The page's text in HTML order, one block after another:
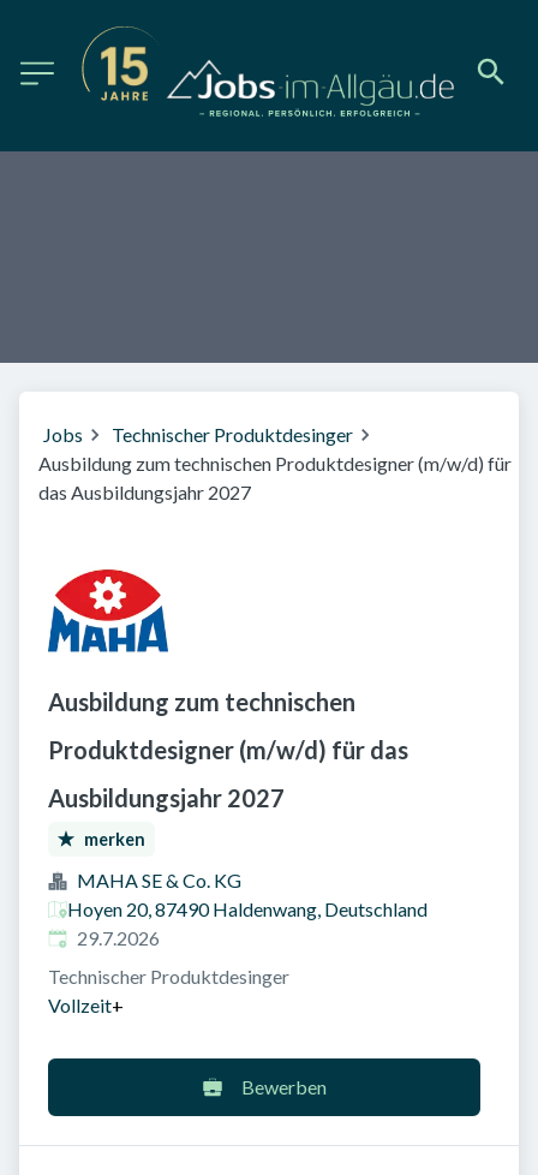
Jobs
Technischer Produktdesinger
Ausbildung zum technischen Produktdesigner (m/w/d) für
das Ausbildungsjahr 2027
Ausbildung zum technischen
Produktdesigner (m/w/d) für das
Ausbildungsjahr 2027
merken
MAHA SE & Co. KG
Hoyen 20, 87490 Haldenwang, Deutschland
Veröffentlicht am
29.7.2026
Technischer Produktdesinger
Vollzeit+
Bewerben